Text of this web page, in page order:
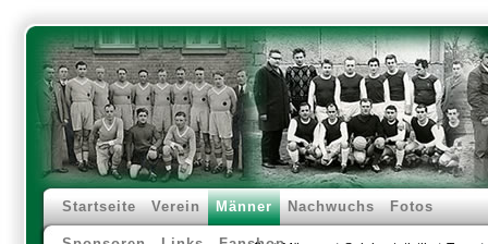
Startseite Verein Männer Nachwuchs Fotos